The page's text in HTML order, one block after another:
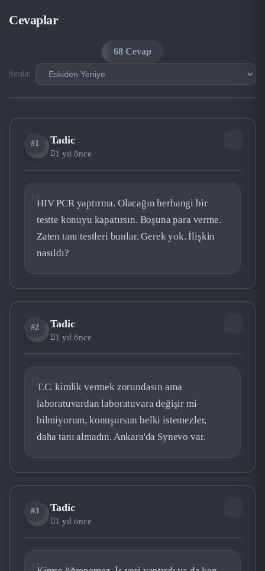
Cevaplar
68 Cevap
Sırala:
#1
TA
Tadic
1 yıl önce
HIV PCR yaptırma. Olacağın herhangi bir
testte konuyu kapatırsın. Boşuna para verme.
Zaten tanı testleri bunlar. Gerek yok. İlişkin
nasıldı?
#2
TA
Tadic
1 yıl önce
T.C. kimlik vermek zorundasın ama
laboratuvardan laboratuvara değişir mi
bilmiyorum, konuşursun belki istemezler,
daha tanı almadın. Ankara'da Synevo var.
#3
TA
Tadic
1 yıl önce